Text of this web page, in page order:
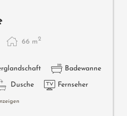
66 m2
Badewanne
Dusche Fernseher